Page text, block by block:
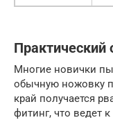
Многие новички
обычную ножовку
край получается
фитинг, что ведет